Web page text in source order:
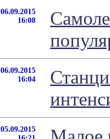
06.09.2015
16:08
06.09.2015
16:04
05.09.2015